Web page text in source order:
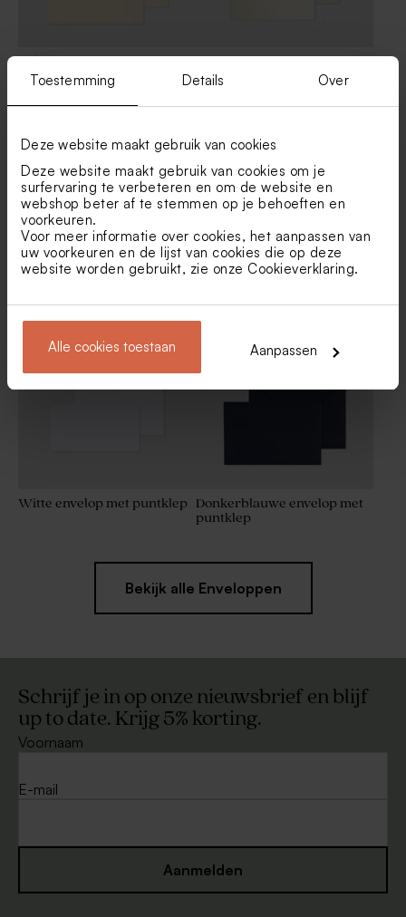
Toestemming Details Over
Deze website maakt gebruik van cookies
Deze website maakt gebruik van cookies om je
surfervaring te verbeteren en om de website en
webshop beter af te stemmen op je behoeften en
voorkeuren.
Voor meer informatie over cookies, het aanpassen van
uw voorkeuren en de lijst van cookies die op deze
website worden gebruikt, zie onze Cookieverklaring.
Alle cookies toestaan Aanpassen
Crèmekleurige enveloppe
met puntklep
Envelop met puntklep in
gerecycleerd papier
Witte envelop met puntklep
Donkerblauwe envelop met
puntklep
Bekijk alle Enveloppen
Schrijf je in op onze nieuwsbrief en blijf
up to date. Krijg 5% korting.
Voornaam
E-mail
Aanmelden